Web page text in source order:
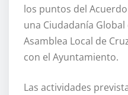
los puntos del
una Ciudadanía
Asamblea Local de
con el Ayuntamiento.
Las actividades